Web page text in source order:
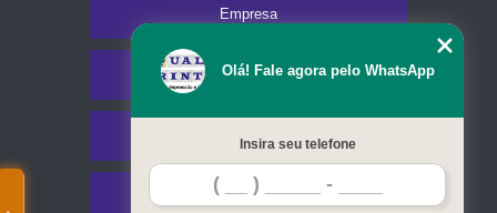
Empresa
Missão
Serviços
Contato
Olá! Fale agora pelo WhatsApp
Insira seu telefone